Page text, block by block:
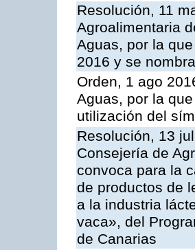
Resolución, 11
Agroalimentaria
Aguas, por la
2016 y se
Orden, 1 ago
Aguas, por la
utilización del
Resolución, 13
Consejería de
convoca para la
de productos de
a la industria
vaca», del
de Canarias